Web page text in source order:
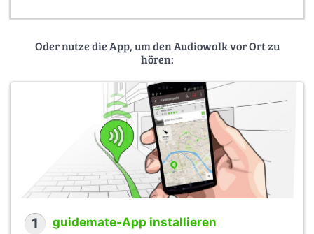
Oder nutze die App, um den Audiowalk vor Ort zu
hören:
1 guidemate-App installieren